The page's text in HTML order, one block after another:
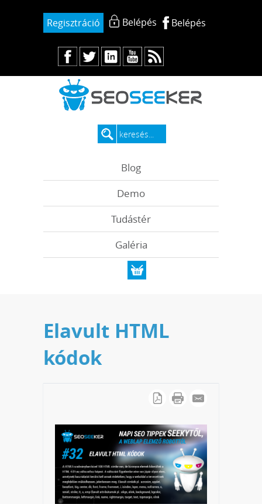
Regisztráció Belépés Belépés
Blog
Demo
Tudástér
Galéria
Elavult HTML
kódok